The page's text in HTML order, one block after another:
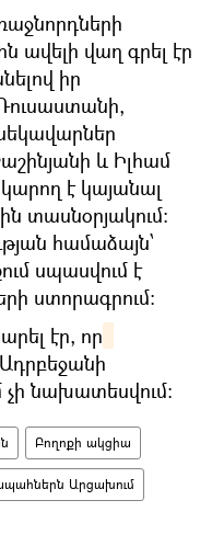
ավելի վաղ գրել էր
իր
Ռուսաստանի,
և Իլհամ
է կայանալ
տասնօրյակում:
համաձայն՝
սպասվում է
ստորագրում:
էր, որ
նախատեսվում։
Բողոքի ակցիա
Արցախում